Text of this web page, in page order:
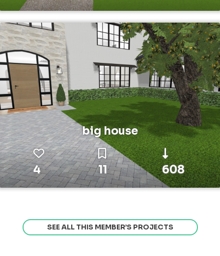
big house
4 11 608
SEE ALL THIS MEMBER’S PROJECTS